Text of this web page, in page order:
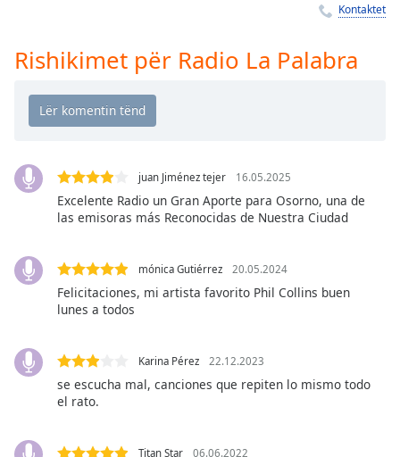
Playback
Chapters
Descriptions
descriptions
selected
settings
opens
subtitles
settings
subtitles
Kontaktet
Rishikimet për Radio La Palabra
juan Jiménez tejer 16.05.2025
Excelente Radio un Gran Aporte para Osorno, una de
las emisoras más Reconocidas de Nuestra Ciudad
mónica Gutiérrez 20.05.2024
Felicitaciones, mi artista favorito Phil Collins buen
lunes a todos
Karina Pérez 22.12.2023
se escucha mal, canciones que repiten lo mismo todo
el rato.
Titan Star 06.06.2022